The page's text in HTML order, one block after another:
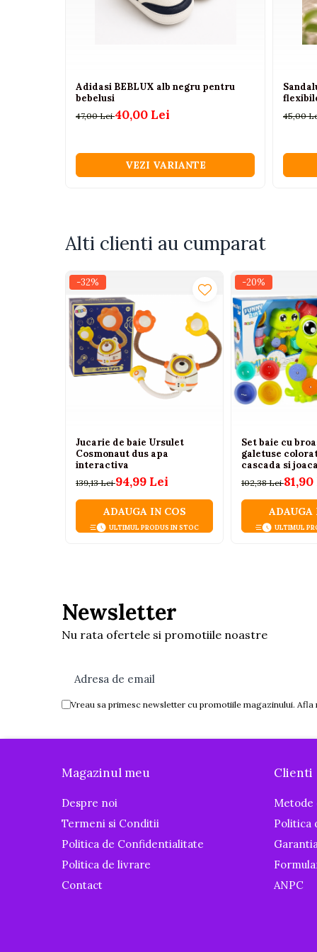
Salopete bebe
Accesorii copii
Body-uri bebe
Scaune de masa
Accesorii pentru hranire
Seturi de hranire
Cani, pahare si accesorii
Termometre pentru baie
Halate de baie
Aspiratoare nazale si filtre
Perii pentru biberoane si tetine
Periute de dinti
Olite si reductoare WC
Scutece si accesorii
Pentru Mamici
Adidasi BEBLUX alb negru pentru
bebelusi
47,00 Lei40,00 Lei
VEZI VARIANTE
45,00
Alti clienti au cumparat
-32%
Jucarie de baie Ursulet
Cosmonaut dus apa
interactiva
139,13 Lei94,99 Lei
ADAUGA IN COS
ULTIMUL PRODUS IN STOC
-20%
Set baie cu
galetuse
cascada si
102,38 Lei
ADAUGA
ULTIMUL
Newsletter
Nu rata ofertele si promotiile noastre
Vreau sa primesc newsletter cu promotiile magazinului. Afla
Magazinul meu
Despre noi
Termeni si Conditii
Politica de Confidentialitate
Politica de livrare
Contact
Clienti
Metode
Politica
ANPC